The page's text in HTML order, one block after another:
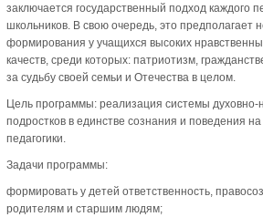
заключается государственный подход каждого
школьников. В свою очередь, это предполагает
формирования у учащихся высоких
качеств, среди которых: патриотизм,
за судьбу своей семьи и Отечества в целом.
Цель программы: реализация системы духовно-
подростков в единстве сознания и поведения
педагогики.
Задачи программы:
формировать у детей ответственность,
родителям и старшим людям;